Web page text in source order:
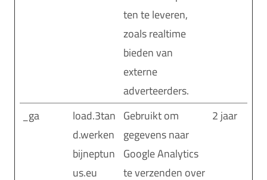
ten te leveren,
zoals realtime
bieden van
externe
adverteerders.
_ga
load.3tan
d.werken
bijneptun
us.eu
Gebruikt om
gegevens naar
Google Analytics
te verzenden over
2 jaar